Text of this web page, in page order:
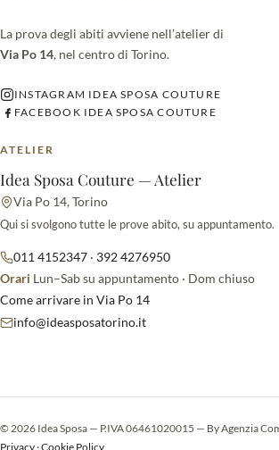
La prova degli abiti avviene nell’atelier di
Via Po 14, nel centro di Torino.
INSTAGRAM IDEA SPOSA COUTURE
FACEBOOK IDEA SPOSA COUTURE
ATELIER
Idea Sposa Couture — Atelier
Via Po 14, Torino
Qui si svolgono tutte le prove abito, su appuntamento.
011 4152347 · 392 4276950
Orari Lun–Sab su appuntamento · Dom chiuso
Come arrivare in Via Po 14
info@ideasposatorino.it
© 2026 Idea Sposa — P.IVA 06461020015 — ByAgenzia
Privacy ·Cookie Policy